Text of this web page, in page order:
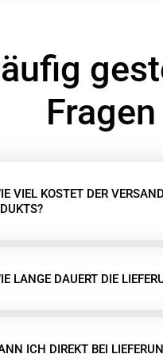
Fragen
VIEL KOSTET DER
LANGE DAUERT DIE
ICH DIREKT BEI